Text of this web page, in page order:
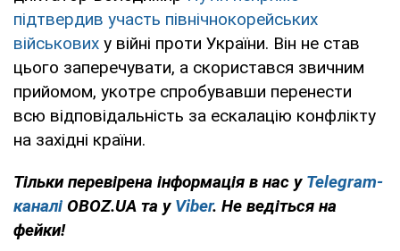
підтвердив участь північнокорейських
військових у війні проти України. Він не став
цього заперечувати, а скористався звичним
прийомом, укотре спробувавши перенести
всю відповідальність за ескалацію конфлікту
на західні країни.
Тільки перевірена інформація в нас у Telegram-
каналі OBOZ.UA та у Viber. Не ведіться на
фейки!